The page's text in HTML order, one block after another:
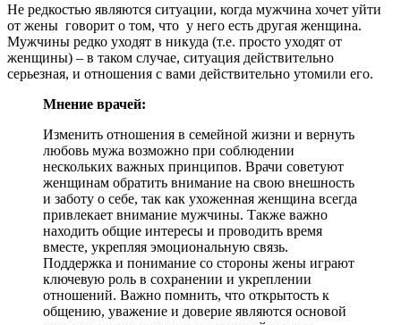
Не редкостью являются ситуации, когда мужчина хочет уйти
от жены говорит о том, что у него есть другая женщина.
Мужчины редко уходят в никуда (т.е. просто уходят от
женщины) – в таком случае, ситуация действительно
серьезная, и отношения с вами действительно утомили его.
Мнение врачей:
Изменить отношения в семейной жизни и вернуть
любовь мужа возможно при соблюдении
нескольких важных принципов. Врачи советуют
женщинам обратить внимание на свою внешность
и заботу о себе, так как ухоженная женщина всегда
привлекает внимание мужчины. Также важно
находить общие интересы и проводить время
вместе, укрепляя эмоциональную связь.
Поддержка и понимание со стороны жены играют
ключевую роль в сохранении и укреплении
отношений. Важно помнить, что открытость к
общению, уважение и доверие являются основой